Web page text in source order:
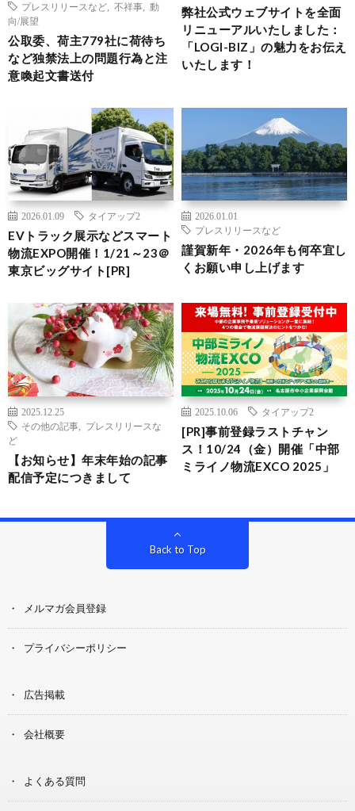
プレスリリースなど
不祥事
動
向/展望
公取委、荷主779社に荷待ち
など独禁法上の問題行為と注
意喚起文書送付
弊社公式ウェブサイトを全面
リニューアルいたしました：
「LOGI-BIZ」の魅力をお伝え
いたします！
2026.01.09 タイアップ2
EVトラック展示などスマート
物流EXPO開催！1/21～23＠
東京ビッグサイト[PR]
2026.01.01
プレスリリースなど
謹賀新年・2026年も何卒宜し
くお願い申し上げます
2025.12.25
その他の記事
プレスリリースな
ど
【お知らせ】年末年始の記事
配信予定につきまして
2025.10.06 タイアップ2
[PR]事前登録ラストチャン
ス！10/24（金）開催「中部
ミライノ物流EXCO 2025」
Back to Top
メルマガ会員登録
プライバシーポリシー
広告掲載
会社概要
よくある質問